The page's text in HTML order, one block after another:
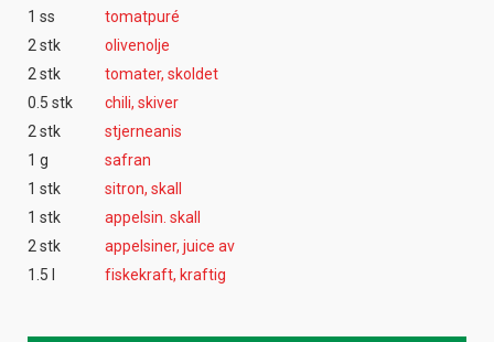
1 ss
tomatpuré
2 stk
olivenolje
2 stk
tomater, skoldet
0.5 stk
chili, skiver
2 stk
stjerneanis
1 g
safran
1 stk
sitron, skall
1 stk
appelsin. skall
2 stk
appelsiner, juice av
1.5 l
fiskekraft, kraftig